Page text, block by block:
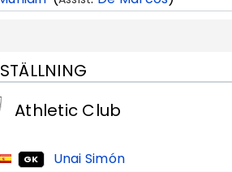
Athletic Club
GK
Unai Simón